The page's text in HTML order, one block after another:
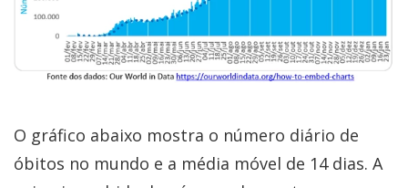
O gráfico abaixo mostra o número diário de
óbitos no mundo e a média móvel de 14 dias. A